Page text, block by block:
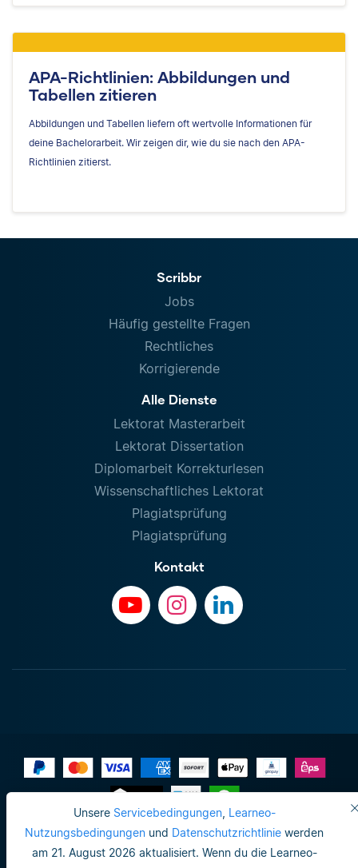
Unsere Servicebedingungen, Learneo-
Nutzungsbedingungen und Datenschutzrichtlinie werden
am 21. August 2026 aktualisiert. Wenn du die Learneo-
APA-Richtlinien: Abbildungen und
Tabellen zitieren
Abbildungen und Tabellen liefern oft wertvolle Informationen für
deine Bachelorarbeit. Wir zeigen dir, wie du sie nach den APA-
Richtlinien zitierst.
Scribbr
Jobs
Häufig gestellte Fragen
Rechtliches
Korrigierende
Alle Dienste
Lektorat Masterarbeit
Lektorat Dissertation
Diplomarbeit Korrekturlesen
Wissenschaftliches Lektorat
Plagiatsprüfung
Plagiatsprüfung
Kontakt
Impressum
Datenschutzrichtlinie